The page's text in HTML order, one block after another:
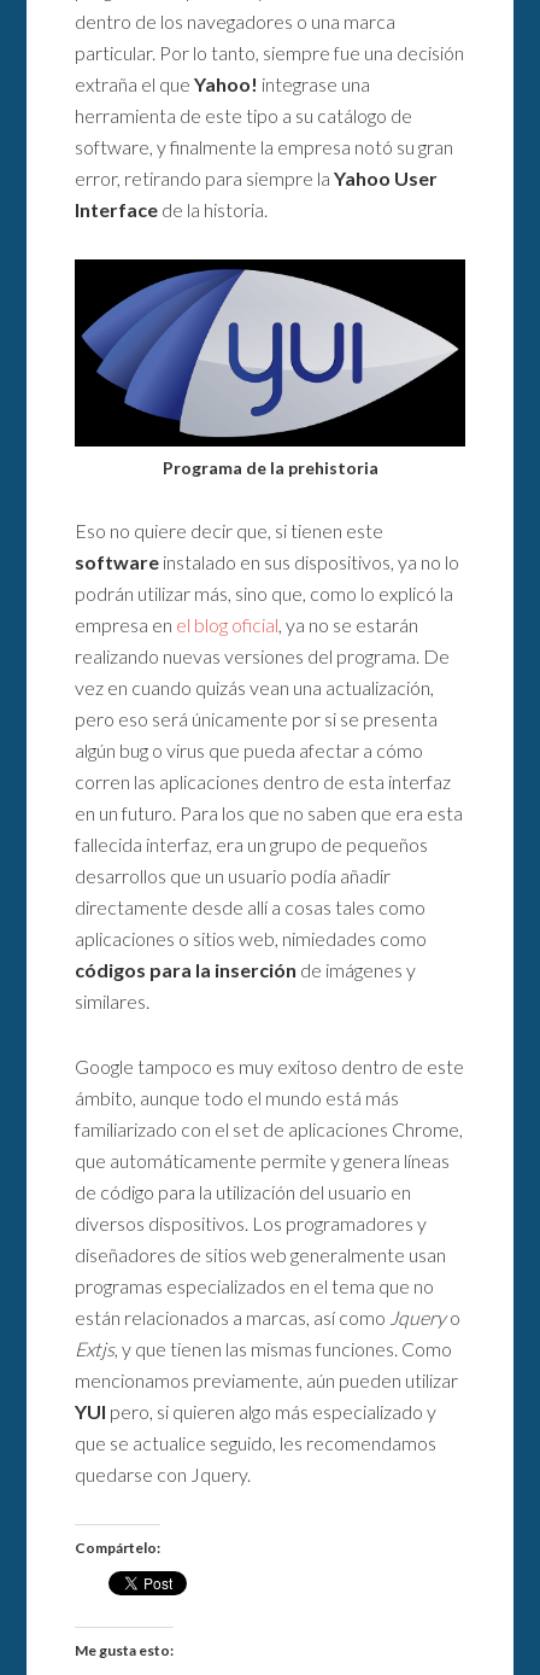
dentro de los navegadores o una marca
particular. Por lo tanto, siempre fue una decisión
extraña el queYahoo! integrase una
herramienta de este tipo a su catálogo de
software, y finalmente la empresa notó su gran
error, retirando para siempre laYahoo User
Interface de la historia.
Programa de la prehistoria
Eso no quiere decir que, si tienen este
software instalado en sus dispositivos, ya no lo
podrán utilizar más, sino que, como lo explicó la
empresa en el blog oficial , ya no se estarán
realizando nuevas versiones del programa. De
vez en cuando quizás vean una actualización,
pero eso será únicamente por si se presenta
algún bug o virus que pueda afectar a cómo
corren las aplicaciones dentro de esta interfaz
en un futuro. Para los que no saben que era esta
fallecida interfaz, era un grupo de pequeños
desarrollos que un usuario podía añadir
directamente desde allí a cosas tales como
aplicaciones o sitios web, nimiedades como
códigos para la inserción de imágenes y
similares.
Google tampoco es muy exitoso dentro de este
ámbito, aunque todo el mundo está más
familiarizado con el set de aplicaciones Chrome,
que automáticamente permite y genera líneas
de código para la utilización del usuario en
diversos dispositivos. Los programadores y
diseñadores de sitios web generalmente usan
programas especializados en el tema que no
están relacionados a marcas, así como Jqueryo
Extjs, y que tienen las mismas funciones. Como
mencionamos previamente, aún pueden utilizar
YUI pero, si quieren algo más especializado y
que se actualice seguido, les recomendamos
quedarse con Jquery.
Compártelo:
Me gusta esto: